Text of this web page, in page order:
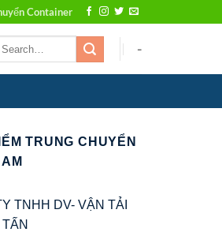
Container
-
TRUNG CHUYỂN
TNHH DV- VẬN TẢI